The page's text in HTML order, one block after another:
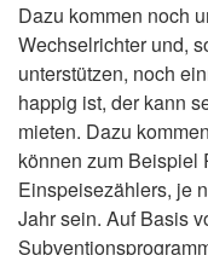
Dazu kommen noch
Wechselrichter und,
unterstützen, noch
happig ist, der kann
mieten. Dazu
können zum Beispiel
Einspeisezählers, je
Jahr sein. Auf Basis